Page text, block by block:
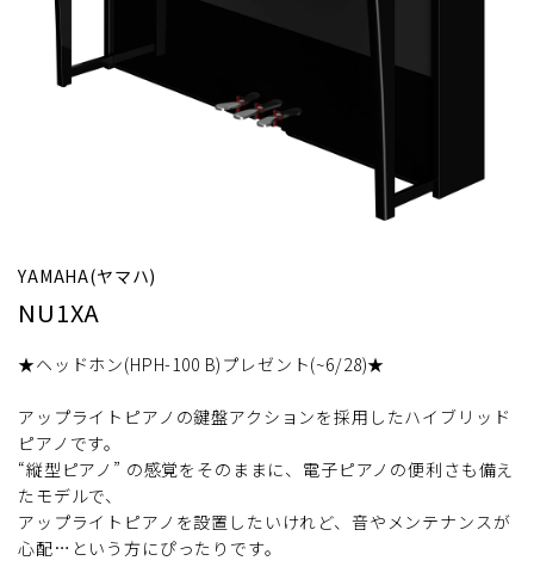
YAMAHA(ヤマハ)
NU1XA
★ヘッドホン(HPH-100 B)プレゼント(~6/28)★
アップライトピアノの鍵盤アクションを採用したハイブリッド
ピアノです。
“縦型ピアノ” の感覚をそのままに、電子ピアノの便利さも備え
たモデルで、
アップライトピアノを設置したいけれど、音やメンテナンスが
心配…という方にぴったりです。